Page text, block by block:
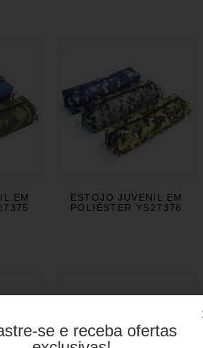
EM
ESTOJO JUVENIL EM
POLIÉSTER YS27376
se e receba ofertas